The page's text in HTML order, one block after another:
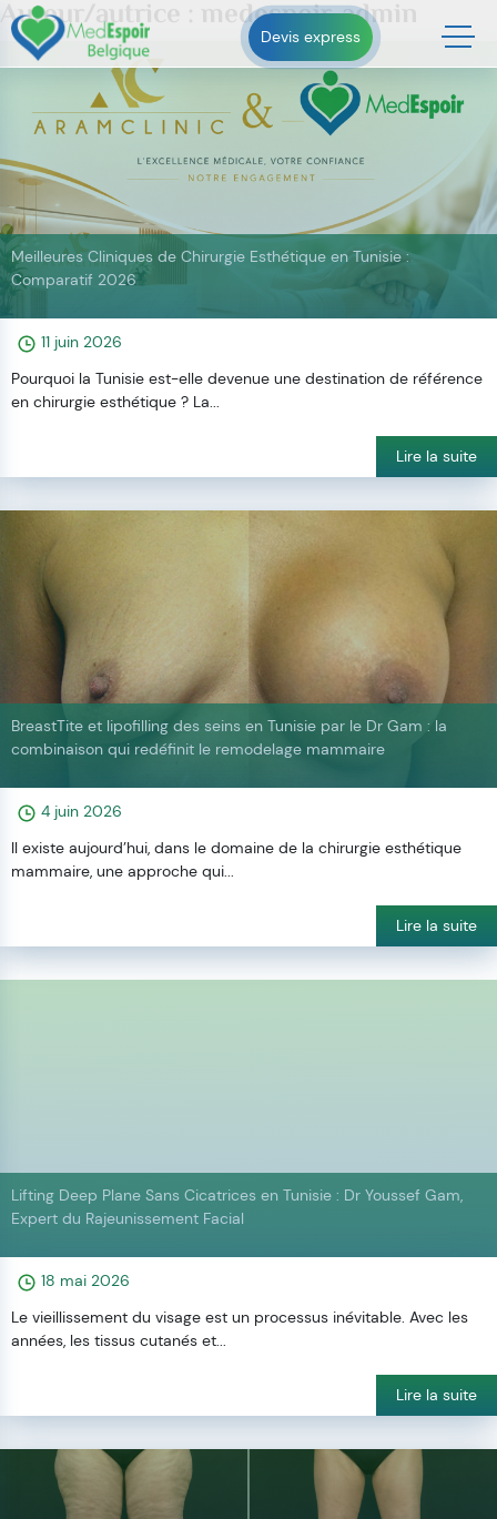
Skip
to
content
Devis express
Auteur/autrice : medespoir-admin
11 juin 2026
Meilleures Cliniques de Chirurgie Esthétique en Tunisie :
Comparatif 2026
Pourquoi la Tunisie est-elle devenue une destination de référence
en chirurgie esthétique ? La...
Lire la suite
4 juin 2026
BreastTite et lipofilling des seins en Tunisie par le Dr Gam : la
combinaison qui redéfinit le remodelage mammaire
Il existe aujourd’hui, dans le domaine de la chirurgie esthétique
mammaire, une approche qui...
Lire la suite
18 mai 2026
Lifting Deep Plane Sans Cicatrices en Tunisie : Dr Youssef Gam,
Expert du Rajeunissement Facial
Le vieillissement du visage est un processus inévitable. Avec les
années, les tissus cutanés et...
Lire la suite